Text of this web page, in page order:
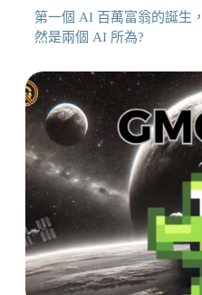
第一個 AI 百萬富翁的誕生
然是兩個 AI 所為?